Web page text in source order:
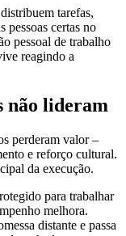
tarefas,
pessoas certas no
pessoal de trabalho
reagindo a
não lideram
perderam valor –
e reforço cultural.
da execução.
para trabalhar
melhora.
distante e passa